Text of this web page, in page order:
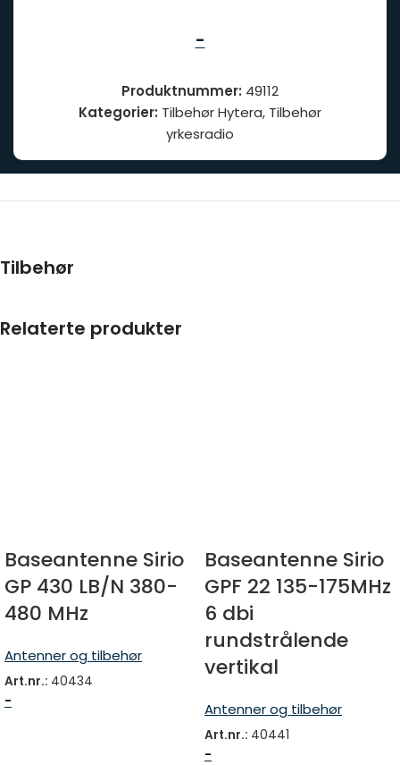
-
Produktnummer: 49112
Kategorier: Tilbehør Hytera, Tilbehør
yrkesradio
Tilbehør
Relaterte produkter
Baseantenne Sirio
GP 430 LB/N 380-
480 MHz
Antenner og tilbehør
Art.nr.: 40434
-
Baseantenne Sirio
GPF 22 135-175MHz
6 dbi
rundstrålende
vertikal
Antenner og tilbehør
Art.nr.: 40441
-